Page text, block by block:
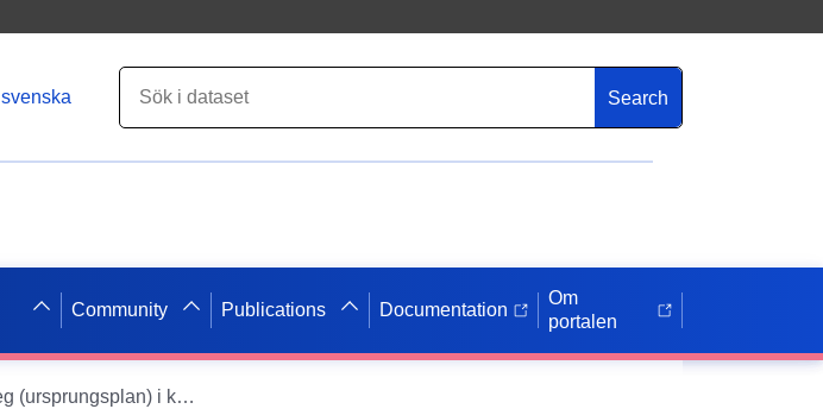
svenska Search
Community Publications Documentation
Om
portalen
ATOM-Feed) till utvecklingsplanen Am Haßlinger Weg (ursprungsplan) i kommunen Wagenfeld